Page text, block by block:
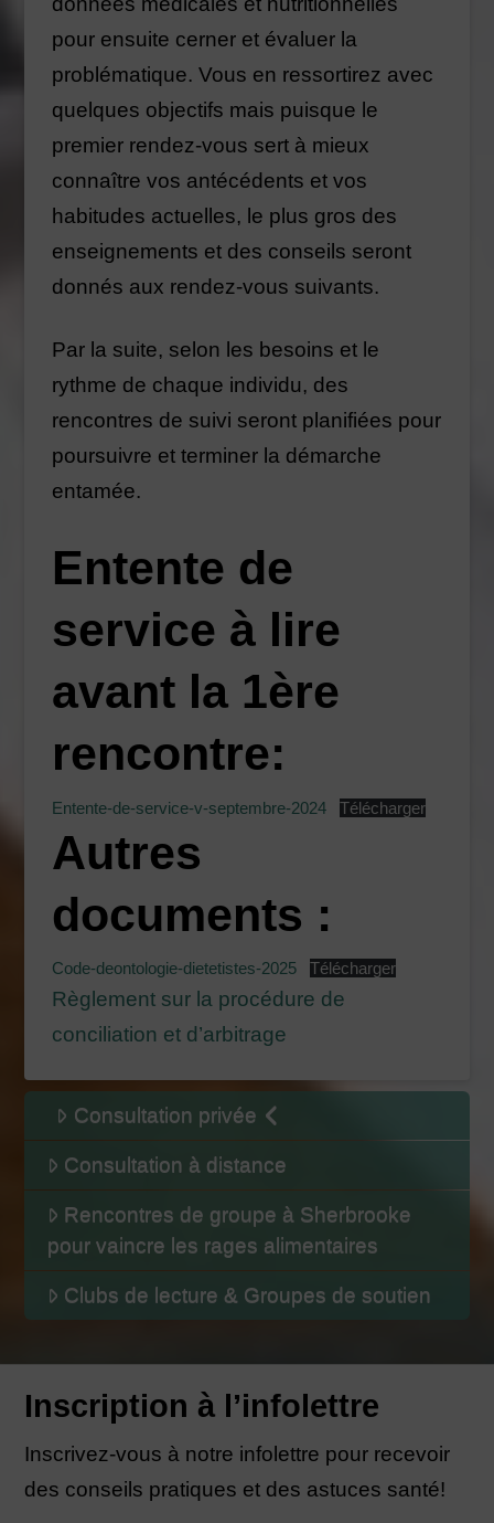
pour ensuite cerner et évaluer la
problématique. Vous en ressortirez avec
quelques objectifs mais puisque le
premier rendez-vous sert à mieux
connaître vos antécédents et vos
habitudes actuelles, le plus gros des
enseignements et des conseils seront
donnés aux rendez-vous suivants.
Par la suite, selon les besoins et le
rythme de chaque individu, des
rencontres de suivi seront planifiées pour
poursuivre et terminer la démarche
entamée.
Entente de
service à lire
avant la 1ère
rencontre:
Entente-de-service-v-septembre-2024 Télécharger
Autres
documents :
Code-deontologie-dietetistes-2025 Télécharger
Règlement sur la procédure de
conciliation et d’arbitrage
Consultation privée
Consultation à distance
Rencontres de groupe à Sherbrooke
pour vaincre les rages alimentaires
Clubs de lecture & Groupes de soutien
Inscription à l’infolettre
Inscrivez-vous à notre infolettre pour recevoir
des conseils pratiques et des astuces santé!